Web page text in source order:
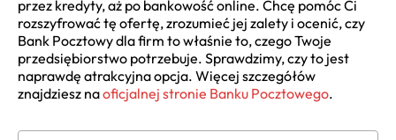
przez kredyty, aż po bankowość online. Chcę pomóc Ci
rozszyfrować tę ofertę, zrozumieć jej zalety i ocenić, czy
Bank Pocztowy dla firm to właśnie to, czego Twoje
przedsiębiorstwo potrzebuje. Sprawdzimy, czy to jest
naprawdę atrakcyjna opcja. Więcej szczegółów
znajdziesz naoficjalnej stronie Banku Pocztowego.